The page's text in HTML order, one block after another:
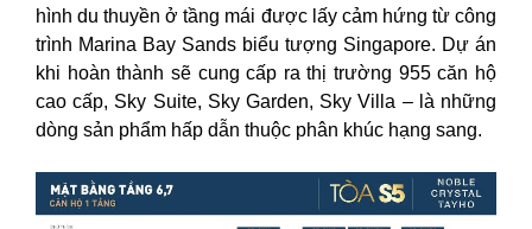
hình du thuyền ở tầng mái được lấy cảm hứng từ công
trình Marina Bay Sands biểu tượng Singapore. Dự án
khi hoàn thành sẽ cung cấp ra thị trường 955 căn hộ
cao cấp, Sky Suite, Sky Garden, Sky Villa – là những
dòng sản phẩm hấp dẫn thuộc phân khúc hạng sang.